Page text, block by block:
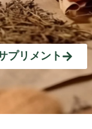
プリメント